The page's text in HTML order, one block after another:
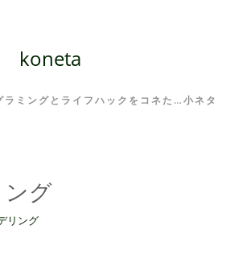
koneta
ミングとライフハックをコネた…小ネタ
グ
リング